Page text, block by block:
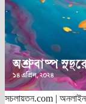
সচলায়তন.com | অনলাইন